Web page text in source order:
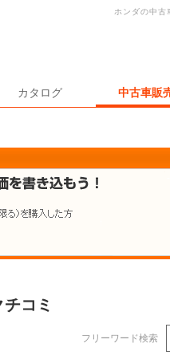
カタログ 中古車販
ホンダの中古
コミ
フリーワード検索